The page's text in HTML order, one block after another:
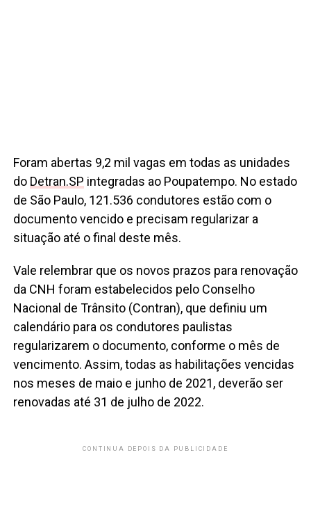
Foram abertas 9,2 mil vagas em todas as unidades
do Detran.SP integradas ao Poupatempo. No estado
de São Paulo, 121.536 condutores estão com o
documento vencido e precisam regularizar a
situação até o final deste mês.
Vale relembrar que os novos prazos para renovação
da CNH foram estabelecidos pelo Conselho
Nacional de Trânsito (Contran), que definiu um
calendário para os condutores paulistas
regularizarem o documento, conforme o mês de
vencimento. Assim, todas as habilitações vencidas
nos meses de maio e junho de 2021, deverão ser
renovadas até 31 de julho de 2022.
CONTINUA DEPOIS DA PUBLICIDADE